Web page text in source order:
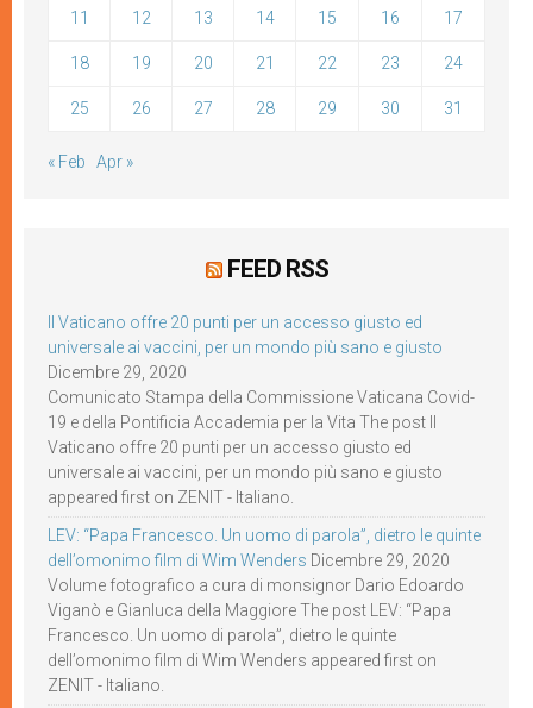
11 12 13 14 15 16 17
18 19 20 21 22 23 24
25 26 27 28 29 30 31
« Feb Apr »
FEED RSS
Il Vaticano offre 20 punti per un accesso giusto ed
universale ai vaccini, per un mondo più sano e giusto
Dicembre 29, 2020
Comunicato Stampa della Commissione Vaticana Covid-
19 e della Pontificia Accademia per la Vita The post Il
Vaticano offre 20 punti per un accesso giusto ed
universale ai vaccini, per un mondo più sano e giusto
appeared first on ZENIT - Italiano.
LEV: “Papa Francesco. Un uomo di parola”, dietro le quinte
dell’omonimo film di Wim Wenders Dicembre 29, 2020
Volume fotografico a cura di monsignor Dario Edoardo
Viganò e Gianluca della Maggiore The post LEV: “Papa
Francesco. Un uomo di parola”, dietro le quinte
dell’omonimo film di Wim Wenders appeared first on
ZENIT - Italiano.